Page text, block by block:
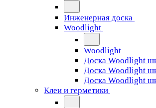
Инженерная доска
Woodlight
Woodlight
Доска Woodlight
Доска Woodlight
Доска Woodlight
Клеи и герметики